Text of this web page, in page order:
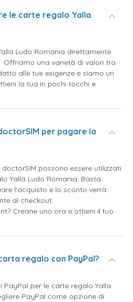
le carte regalo Yalla
Ludo Romania direttamente
Offriamo una varietà di valori tra
alle tue esigenze e siamo un
la tua in pochi tocchi e
per pagare la
possono essere utilizzati
Yalla Ludo Romania. Basta
l'acquisto e lo sconto verrà
al checkout.
Creane uno ora e ottieni il tuo
regalo con PayPal?
per le carte regalo Yalla
PayPal come opzione di